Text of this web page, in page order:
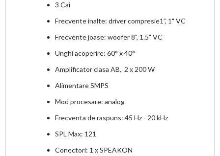
3 Cai
Frecvente inalte: driver compresie1”, 1" VC
Frecvente joase: woofer 8”, 1.5” VC
Unghi acoperire: 60° x 40°
Amplificator clasa AB, 2 x 200 W
Alimentare SMPS
Mod procesare: analog
Frecventa de raspuns: 45 Hz - 20 kHz
SPL Max: 121
Conectori: 1 x SPEAKON